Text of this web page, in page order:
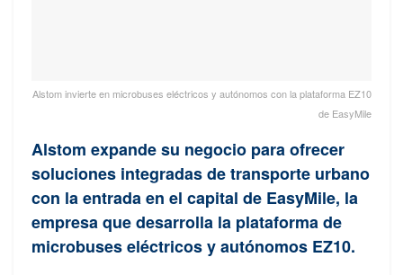
Alstom invierte en microbuses eléctricos y autónomos con la plataforma EZ10
de EasyMile
Alstom expande su negocio para ofrecer
soluciones integradas de transporte urbano
con la entrada en el capital de EasyMile, la
empresa que desarrolla la plataforma de
microbuses eléctricos y autónomos EZ10.